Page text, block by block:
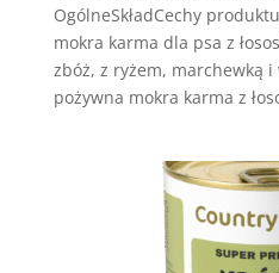
OgólneSkładCechy produktu
mokra karma dla psa z
zbóż, z ryżem, marchewką
pożywna mokra karma z